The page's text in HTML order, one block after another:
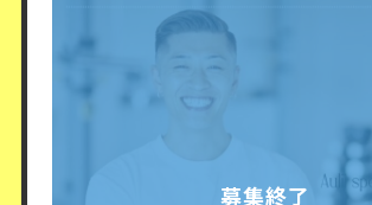
募集終了